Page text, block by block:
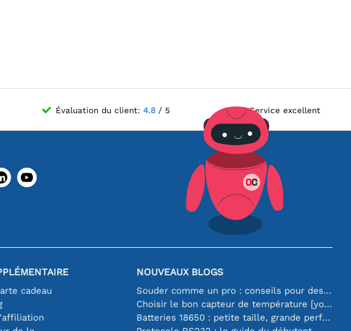
Évaluation du client: 4.8 / 5 Service excellent
cadeau
NOUVEAUX BLOGS
Souder comme un pro : conseils pour des connexions électroniques parfaites
Choisir le bon capteur de température [youtube]
Batteries 18650 : petite taille, grande performance